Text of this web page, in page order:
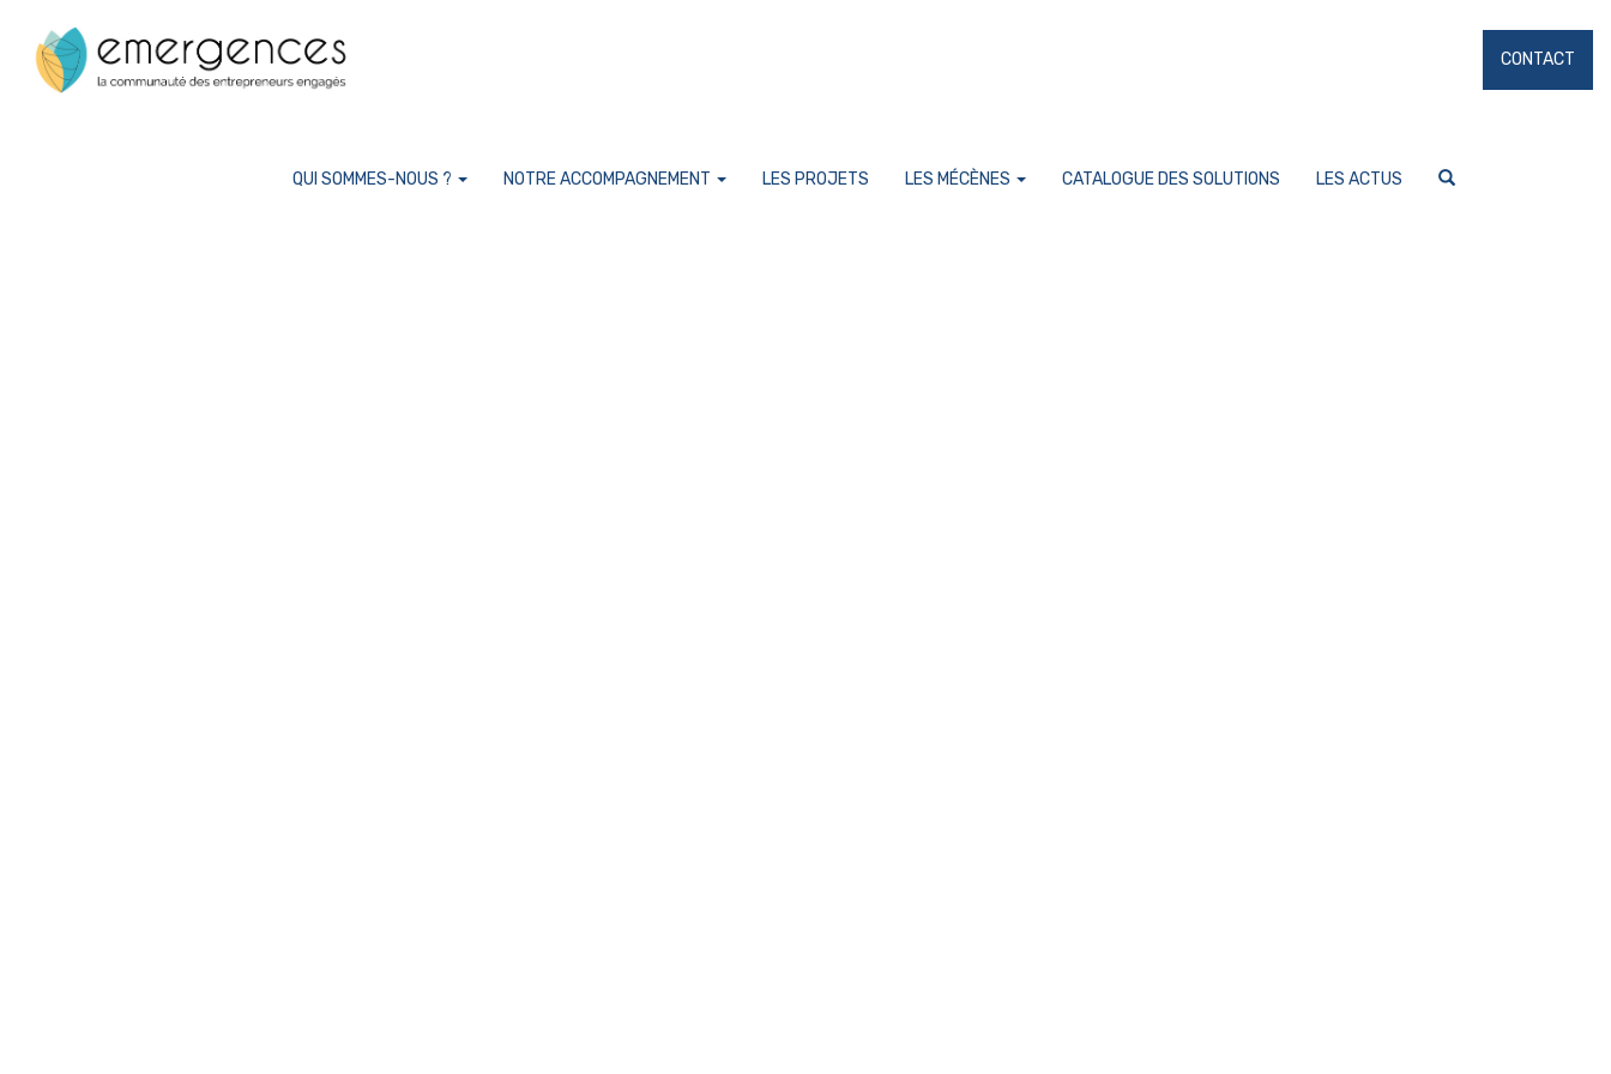
CONTACT
QUI SOMMES-NOUS ? NOTRE ACCOMPAGNEMENT LES PROJETS LES MÉCÈNES CATALOGUE DES SOLUTIONS LES ACTUS